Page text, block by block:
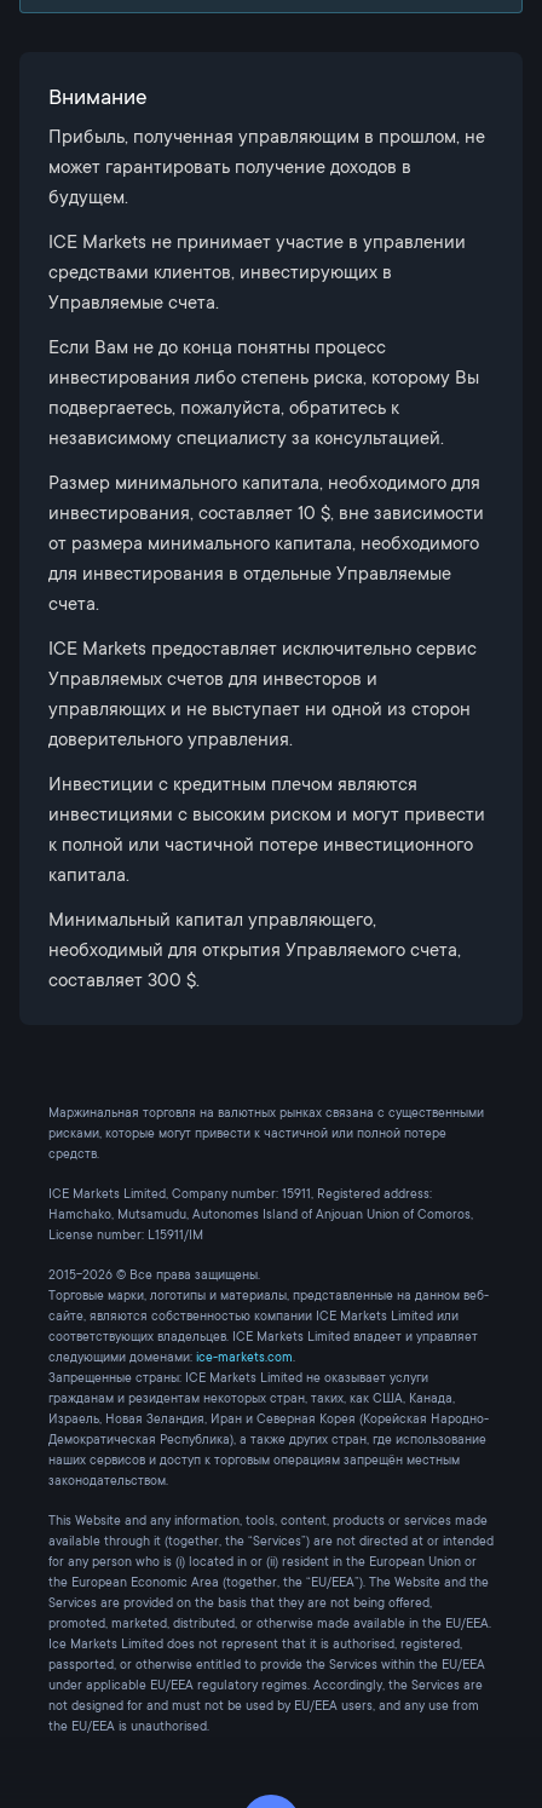
Внимание
Прибыль, полученная управляющим в прошлом, не
может гарантировать получение доходов в
будущем.
ICE Markets не принимает участие в управлении
средствами клиентов, инвестирующих в
Управляемые счета.
Если Вам не до конца понятны процесс
инвестирования либо степень риска, которому Вы
подвергаетесь, пожалуйста, обратитесь к
независимому специалисту за консультацией.
Размер минимального капитала, необходимого для
инвестирования, составляет 10 $, вне зависимости
от размера минимального капитала, необходимого
для инвестирования в отдельные Управляемые
счета.
ICE Markets предоставляет исключительно сервис
Управляемых счетов для инвесторов и
управляющих и не выступает ни одной из сторон
доверительного управления.
Инвестиции с кредитным плечом являются
инвестициями с высоким риском и могут привести
к полной или частичной потере инвестиционного
капитала.
Минимальный капитал управляющего,
необходимый для открытия Управляемого счета,
составляет 300 $.
Маржинальная торговля на валютных рынках связана с существенными
рисками, которые могут привести к частичной или полной потере
средств.
ICE Markets Limited, Company number: 15911, Registered address:
Hamchako, Mutsamudu, Autonomes Island of Anjouan Union of Comoros,
License number: L15911/IM
2015-2026 © Все права защищены.
Торговые марки, логотипы и материалы, представленные на данном веб-
сайте, являются собственностью компании ICE Markets Limited или
соответствующих владельцев. ICE Markets Limited владеет и управляет
следующими доменами: ice-markets.com.
Запрещенные страны: ICE Markets Limited не оказывает услуги
гражданам и резидентам некоторых стран, таких, как США, Канада,
Израель, Новая Зеландия, Иран и Северная Корея (Корейская Народно-
Демократическая Республика), а также других стран, где использование
наших сервисов и доступ к торговым операциям запрещён местным
законодательством.
This Website and any information, tools, content, products or services made
available through it (together, the “Services”) are not directed at or intended
for any person who is (i) located in or (ii) resident in the European Union or
the European Economic Area (together, the “EU/EEA”). The Website and the
Services are provided on the basis that they are not being offered,
promoted, marketed, distributed, or otherwise made available in the EU/EEA.
Ice Markets Limited does not represent that it is authorised, registered,
passported, or otherwise entitled to provide the Services within the EU/EEA
under applicable EU/EEA regulatory regimes. Accordingly, the Services are
not designed for and must not be used by EU/EEA users, and any use from
the EU/EEA is unauthorised.